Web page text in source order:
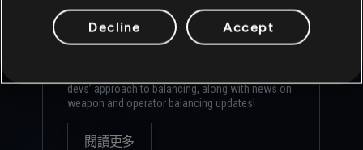
7日
Several new, fine-tuned anti-cheat measures are
devs’ approach to balancing, along with news on
weapon and operator balancing updates!
閱讀更多
Decline Accept